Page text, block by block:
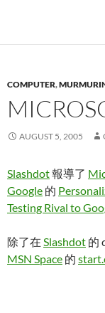
COMPUTER,
AUGUST 5, 2005
Slashdot報導了
Google 的
Testing Rival to
除了在 Slashdot 的
MSN Space 的